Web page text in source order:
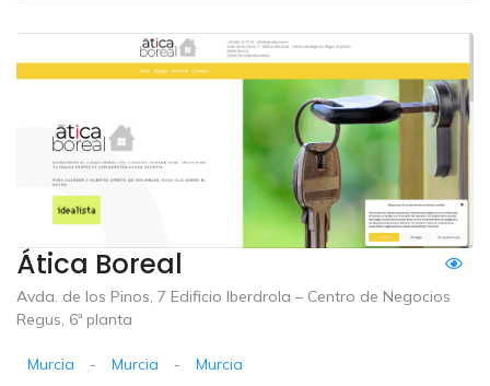
Ática Boreal
Avda. de los Pinos, 7 Edificio Iberdrola – Centro de Negocios
Regus, 6ª planta
Murcia - Murcia - Murcia